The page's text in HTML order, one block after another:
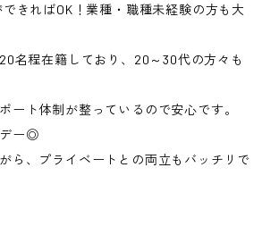
きればOK！業種・職種未経験の方も大
名程在籍しており、20～30代の方々も
ート体制が整っているので安心です。
デー◎
ら、プライベートとの両立もバッチリで